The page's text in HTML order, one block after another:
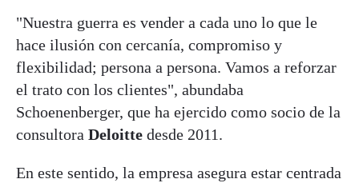
"Nuestra guerra es vender a cada uno lo que le
hace ilusión con cercanía, compromiso y
flexibilidad; persona a persona. Vamos a reforzar
el trato con los clientes", abundaba
Schoenenberger, que ha ejercido como socio de la
consultora Deloitte desde 2011.
En este sentido, la empresa asegura estar centrada